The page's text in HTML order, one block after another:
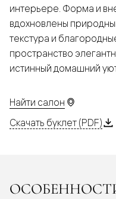
интерьере. Форма и
вдохновлены
текстура и
пространство
истинный домашний
Найти салон
Скачать буклет (PDF)